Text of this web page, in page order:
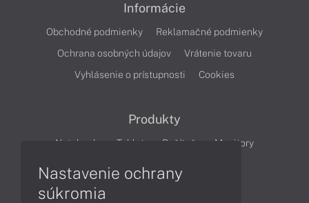
Informácie
Obchodné podmienky
Reklamačné podmienky
Ochrana osobných údajov
Vrátenie tovaru
Vyhlásenie o prístupnosti
Cookies
Produkty
Notebooky Tablety Počítače Monitory
Nastavenie ochrany
súkromia